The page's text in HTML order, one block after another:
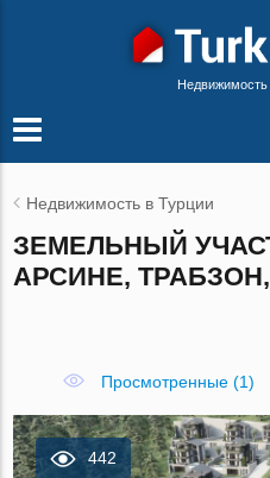
Недвижимость
Недвижимость в Турции
ЗЕМЕЛЬНЫЙ
АРСИНЕ,
Просмотренные (1)
442